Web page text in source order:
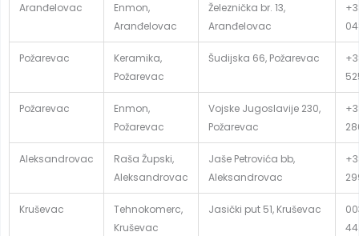
Aranđelovac
Enmon,
Aranđelovac
Železnička br. 13,
Aranđelovac
Požarevac
Keramika,
Požarevac
Šudijska 66, Požarevac
Požarevac
Enmon,
Požarevac
Vojske Jugoslavije 230,
Požarevac
Aleksandrovac
Raša Župski,
Aleksandrovac
Jaše Petrovića bb,
Aleksandrovac
Kruševac
Tehnokomerc,
Kruševac
Jasički put 51, Kruševac